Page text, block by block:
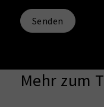
Senden
Mehr zum